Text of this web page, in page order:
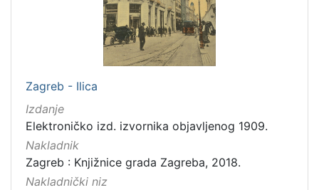
Zagreb - Ilica
Izdanje
Elektroničko izd. izvornika objavljenog 1909.
Nakladnik
Zagreb : Knjižnice grada Zagreba, 2018.
Nakladnički niz